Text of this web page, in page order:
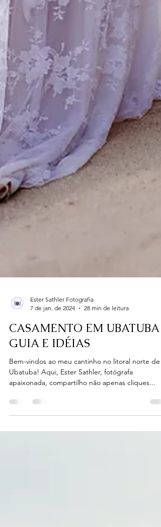
7 de jan. de 2024
28 min de leitura
CASAMENTO EM UBATUBA |
GUIA E IDÉIAS
Bem-vindos ao meu cantinho no litoral norte de
Ubatuba! Aqui, Ester Sathler, fotógrafa
apaixonada, compartilho não apenas cliques...